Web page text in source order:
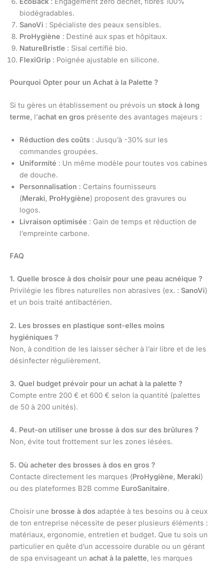
biodégradables.
SanoVi : Spécialiste des peaux sensibles.
ProHygiène : Destiné aux spas et hôpitaux.
NatureBristle : Sisal certifié bio.
FlexiGrip : Poignée ajustable en silicone.
Pourquoi Opter pour un Achat à la Palette ?
Si tu gères un établissement ou prévois un stock à long
terme, l’achat en gros présente des avantages majeurs :
Réduction des coûts : Jusqu’à -30% sur les
commandes groupées.
Uniformité : Un même modèle pour toutes vos cabines
de douche.
Personnalisation : Certains fournisseurs
(Meraki, ProHygiène) proposent des gravures ou
logos.
Livraison optimisée : Gain de temps et réduction de
l’empreinte carbone.
FAQ
1. Quelle brosce à dos choisir pour une peau acnéique ?
Privilégie les fibres naturelles non abrasives (ex. : SanoVi)
et un bois traité antibactérien.
2. Les brosses en plastique sont-elles moins
hygiéniques ?
Non, à condition de les laisser sécher à l’air libre et de les
désinfecter régulièrement.
3. Quel budget prévoir pour un achat à la palette ?
Compte entre 200 € et 600 € selon la quantité (palettes
de 50 à 200 unités).
4. Peut-on utiliser une brosse à dos sur des brûlures ?
Non, évite tout frottement sur les zones lésées.
5. Où acheter des brosses à dos en gros ?
Contacte directement les marques (ProHygiène, Meraki)
ou des plateformes B2B comme EuroSanitaire.
Choisir une brosse à dos adaptée à tes besoins ou à ceux
de ton entreprise nécessite de peser plusieurs éléments :
matériaux, ergonomie, entretien et budget. Que tu sois un
particulier en quête d’un accessoire durable ou un gérant
de spa envisageant un achat à la palette, les marques